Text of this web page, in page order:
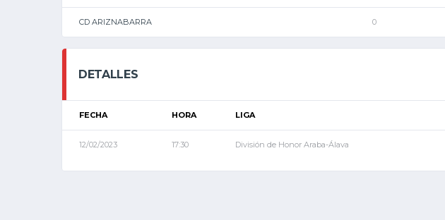
CD ARIZNABARRA 0
DETALLES
FECHA HORA LIGA
12/02/2023 17:30 División de Honor Araba-Álava